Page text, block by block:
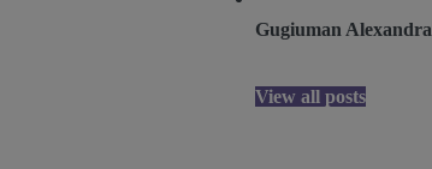
Gugiuman Alexandra
View all posts